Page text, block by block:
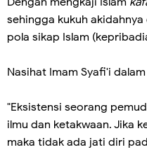
sehingga kukuh
pola sikap Islam
Nasihat Imam Syafi'i
"Eksistensi seorang
ilmu dan ketakwaan. Jika
maka tidak ada jati diri